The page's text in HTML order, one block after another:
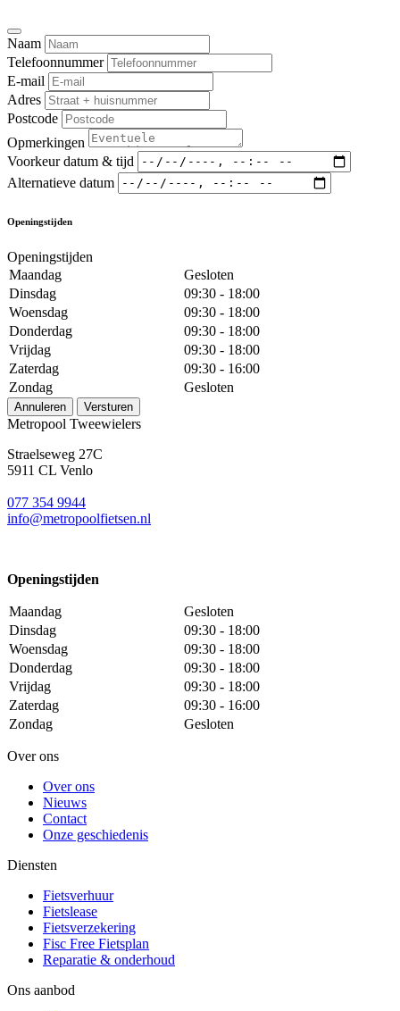
Naam
Telefoonnummer
E-mail
Adres
Postcode
Opmerkingen
Voorkeur datum & tijd
Alternatieve datum
Openingstijden
Openingstijden
Maandag
Gesloten
Dinsdag
09:30 - 18:00
Woensdag
09:30 - 18:00
Donderdag
09:30 - 18:00
Vrijdag
09:30 - 18:00
Zaterdag
09:30 - 16:00
Zondag
Gesloten
Annuleren Versturen
Metropool Tweewielers
Straelseweg 27C
5911 CL Venlo
077 354 9944
info@metropoolfietsen.nl
Openingstijden
Maandag
Gesloten
Dinsdag
09:30 - 18:00
Woensdag
09:30 - 18:00
Donderdag
09:30 - 18:00
Vrijdag
09:30 - 18:00
Zaterdag
09:30 - 16:00
Zondag
Gesloten
Over ons
Over ons
Nieuws
Contact
Onze geschiedenis
Diensten
Fietsverhuur
Fietslease
Fietsverzekering
Fisc Free Fietsplan
Reparatie & onderhoud
Ons aanbod